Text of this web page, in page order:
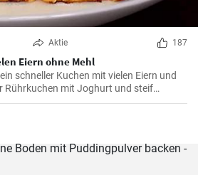
Aktie 187
Eiern ohne Mehl
schneller Kuchen mit vielen Eiern und
Rührkuchen mit Joghurt und steif
Mehl) wird ihre Familie begeistern weil